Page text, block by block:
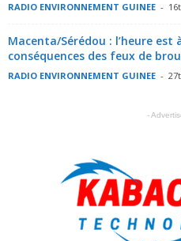
RADIO ENVIRONNEMENT GUINEE -
Macenta/Sérédou : l’heure
conséquences des feux de
RADIO ENVIRONNEMENT GUINEE -
-